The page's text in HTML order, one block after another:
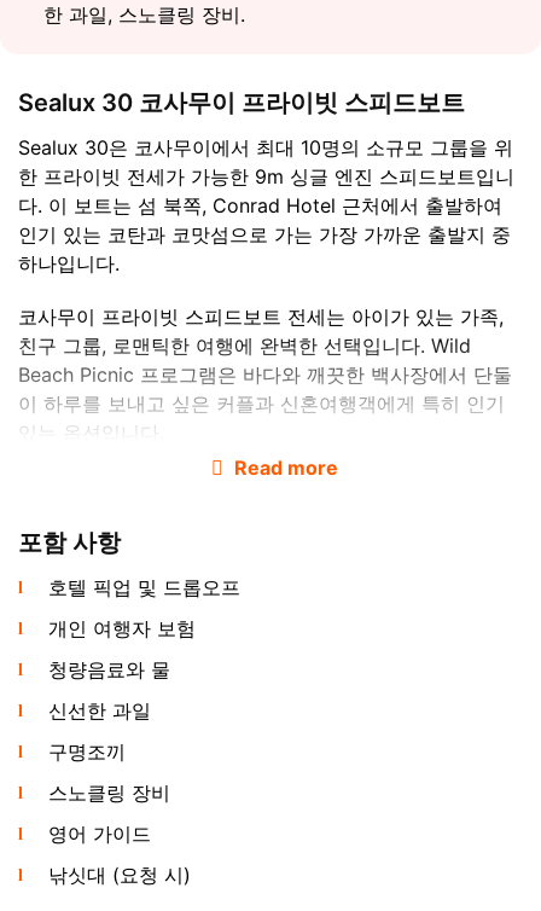
한 과일, 스노클링 장비.
Sealux 30 코사무이 프라이빗 스피드보트
Sealux 30은 코사무이에서 최대 10명의 소규모 그룹을 위
한 프라이빗 전세가 가능한 9m 싱글 엔진 스피드보트입니
다. 이 보트는 섬 북쪽, Conrad Hotel 근처에서 출발하여
인기 있는 코탄과 코맛섬으로 가는 가장 가까운 출발지 중
하나입니다.
코사무이 프라이빗 스피드보트 전세는 아이가 있는 가족,
친구 그룹, 로맨틱한 여행에 완벽한 선택입니다. Wild
Beach Picnic 프로그램은 바다와 깨끗한 백사장에서 단둘
이 하루를 보내고 싶은 커플과 신혼여행객에게 특히 인기
있는 옵션입니다.
코사무이 출발 목적지 및 코스
코사무이 북부 항구에서 코탄, 코맛섬, 파이브 시스터즈 섬
프라이빗 스피드보트 대여는 직접 코스를 선택할 완전한
자유를 줍니다: 코탄 앞바다 산호초 스노클링, 코맛섬 한적
한 해변 피크닉, 또는 코랍의 야생 해안 탐험.
앙통 해양공원으로의 프라이빗 스피드보트 전세, 코사무이
Read more
포함 사항
호텔 픽업 및 드롭오프
개인 여행자 보험
청량음료와 물
신선한 과일
구명조끼
스노클링 장비
영어 가이드
낚싯대 (요청 시)